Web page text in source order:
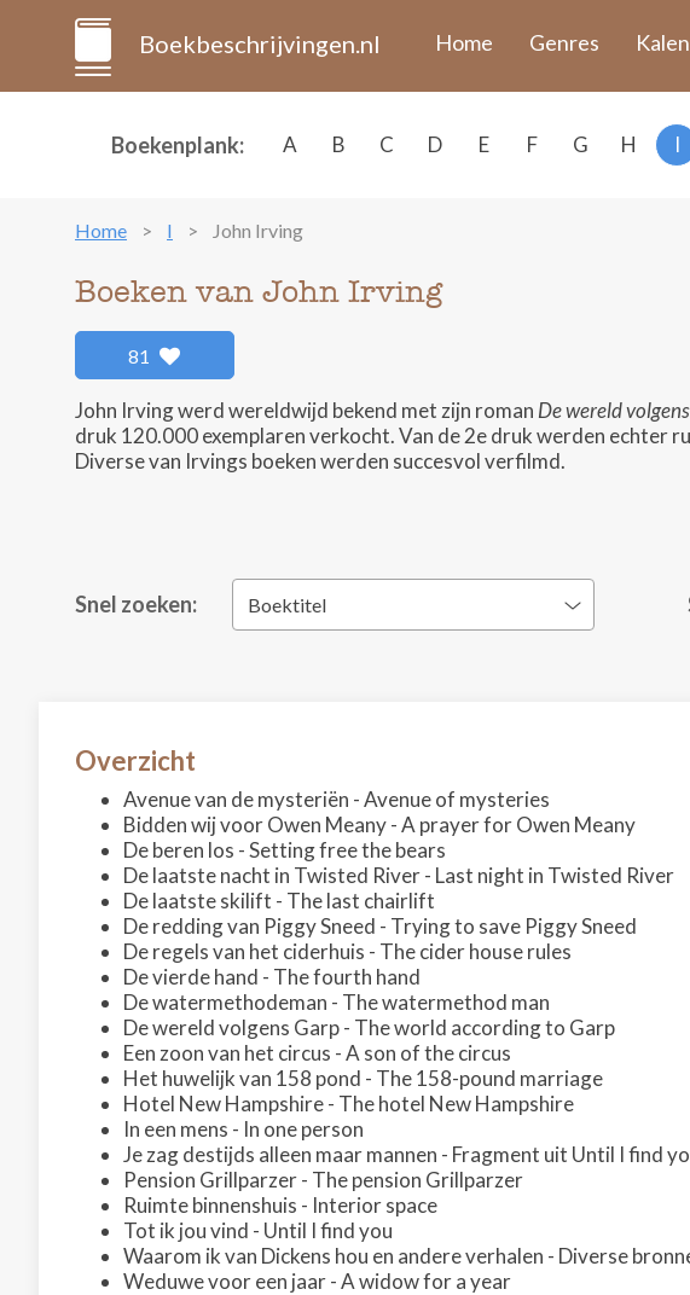
Boekbeschrijvingen.nl Home Genres
Boekenplank: A B C D E F G H I
Home I John Irving
Boeken van John Irving
81
John Irving werd wereldwijd bekend met zijn roman De wereld
druk 120.000 exemplaren verkocht. Van de 2e druk werden echter
Diverse van Irvings boeken werden succesvol verfilmd.
Snel zoeken: Boektitel
Overzicht
Avenue van de mysteriën - Avenue of mysteries
Bidden wij voor Owen Meany - A prayer for Owen Meany
De beren los - Setting free the bears
De laatste nacht in Twisted River - Last night in Twisted River
De laatste skilift - The last chairlift
De redding van Piggy Sneed - Trying to save Piggy Sneed
De regels van het ciderhuis - The cider house rules
De vierde hand - The fourth hand
De watermethodeman - The watermethod man
De wereld volgens Garp - The world according to Garp
Een zoon van het circus - A son of the circus
Het huwelijk van 158 pond - The 158-pound marriage
Hotel New Hampshire - The hotel New Hampshire
In een mens - In one person
Je zag destijds alleen maar mannen - Fragment uit Until I find
Pension Grillparzer - The pension Grillparzer
Ruimte binnenshuis - Interior space
Tot ik jou vind - Until I find you
Waarom ik van Dickens hou en andere verhalen - Diverse
Weduwe voor een jaar - A widow for a year